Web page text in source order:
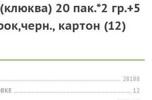
20 пак.*2 гр.+5
картон (12)
28188
12